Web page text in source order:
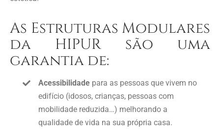
As Estruturas Modulares
da HIPUR são uma
garantia de:
Acessibilidade para as pessoas que vivem no
edifício (idosos, crianças, pessoas com
mobilidade reduzida…) melhorando a
qualidade de vida na sua própria casa.